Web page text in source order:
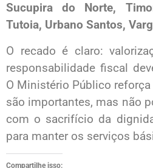
Sucupira do Norte,
Tutoia, Urbano Santos,
O recado é claro:
responsabilidade fiscal
O Ministério Público
são importantes, mas não
com o sacrifício da
para manter os serviços
Compartilhe isso: